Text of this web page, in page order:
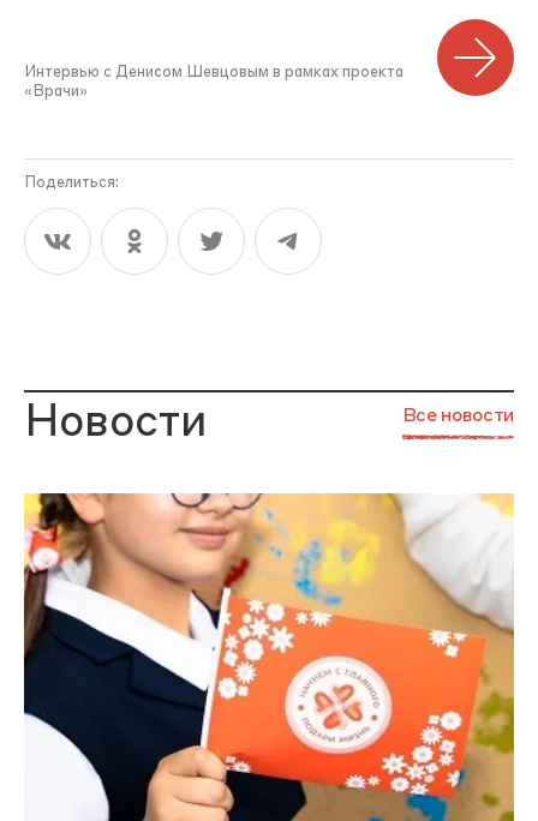
Интервью с Денисом Шевцовым в рамках проекта
«Врачи»
Поделиться:
Новости Все новости